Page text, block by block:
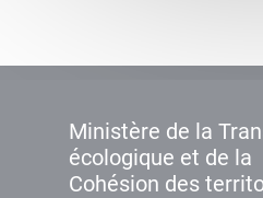
Ministère de la
écologique et de la
Cohésion des